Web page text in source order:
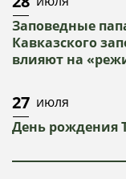
Заповедные
Кавказского
влияют на
27 июля
День рождения